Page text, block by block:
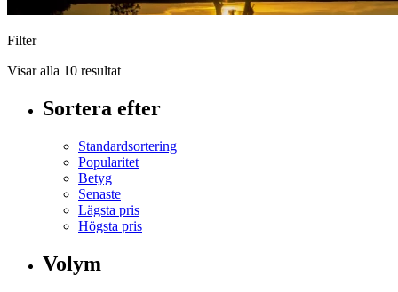
Filter
Visar alla 10 resultat
Sortera efter
Standardsortering
Popularitet
Betyg
Senaste
Lägsta pris
Högsta pris
Volym